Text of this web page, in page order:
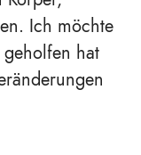
Ich möchte
hat